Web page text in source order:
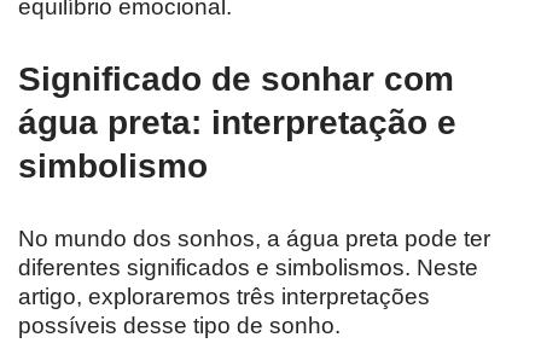
equilíbrio emocional.
Significado de sonhar com
água preta: interpretação e
simbolismo
No mundo dos sonhos, a água preta pode ter
diferentes significados e simbolismos. Neste
artigo, exploraremos três interpretações
possíveis desse tipo de sonho.